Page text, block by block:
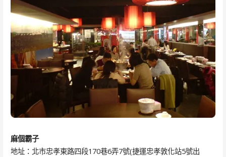
麻個霸子
地址：北市忠孝東路四段170巷6弄7號(捷運忠孝敦化站5號出